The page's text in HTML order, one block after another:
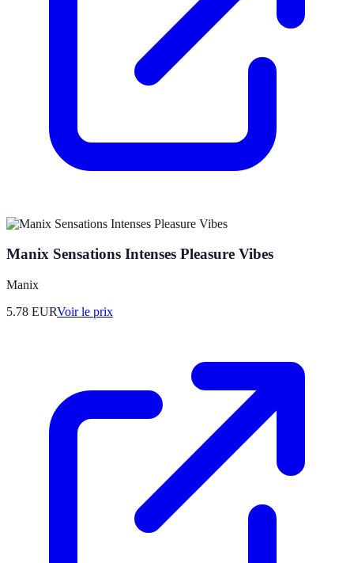
Manix Sensations Intenses Pleasure Vibes
Manix
5.78 EURVoir le prix